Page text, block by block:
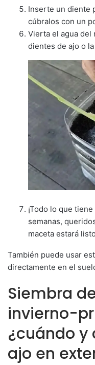
Inserte un diente
cúbralos con un
Vierta el agua del
dientes de ajo o
¡Todo lo que
semanas,
maceta estará
También puede usar
directamente en el
Siembra
invierno-
¿cuándo
ajo en